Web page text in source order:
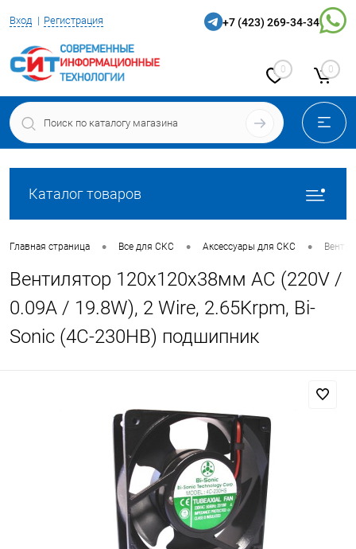
Вход Регистрация +7 (423) 269-34-34
0 0
Каталог товаров
Главная страница • Все для СКС • Аксессуары для СКС •
Вентилятор 120x120x38мм AC (220V /
0.09A / 19.8W), 2 Wire, 2.65Krpm, Bi-
Sonic (4C-230HB) подшипник